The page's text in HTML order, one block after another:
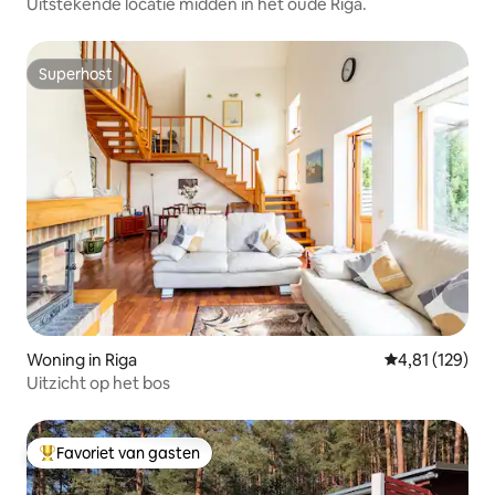
Superhost
Superhost
Woning in Riga Gemiddelde
4,81 (129)
Uitzicht op het bos
Topfavoriet van gasten
Favoriet van gasten